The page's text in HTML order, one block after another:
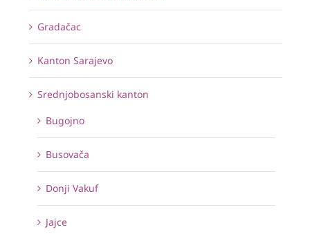
Gradačac
Kanton Sarajevo
Srednjobosanski kanton
Bugojno
Busovača
Donji Vakuf
Jajce